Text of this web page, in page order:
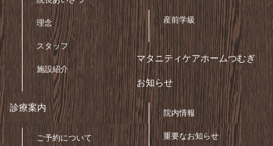
理念
スタッフ
施設紹介
診療案内
ご予約について
産前学級
マタニティケアホームつむぎ
お知らせ
院内情報
重要なお知らせ